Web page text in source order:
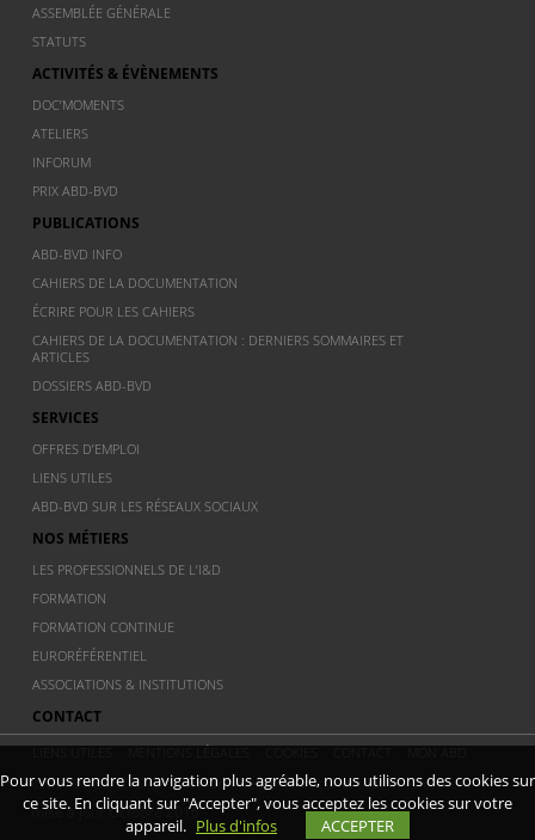
ASSEMBLÉE GÉNÉRALE
STATUTS
ACTIVITÉS & ÉVÈNEMENTS
DOC’MOMENTS
ATELIERS
INFORUM
PRIX ABD-BVD
PUBLICATIONS
ABD-BVD INFO
CAHIERS DE LA DOCUMENTATION
ÉCRIRE POUR LES CAHIERS
CAHIERS DE LA DOCUMENTATION : DERNIERS SOMMAIRES ET
ARTICLES
DOSSIERS ABD-BVD
SERVICES
OFFRES D’EMPLOI
LIENS UTILES
ABD-BVD SUR LES RÉSEAUX SOCIAUX
NOS MÉTIERS
LES PROFESSIONNELS DE L’I&D
FORMATION
FORMATION CONTINUE
EURORÉFÉRENTIEL
ASSOCIATIONS & INSTITUTIONS
CONTACT
© 2011 ABD BVD - Association Belge de documentation - Dernière
mise à jour Octobre 2016 -
Pour vous rendre la navigation plus agréable, nous utilisons des cookies sur
ce site. En cliquant sur "Accepter", vous acceptez les cookies sur votre
appareil. Plus d'infos ACCEPTER